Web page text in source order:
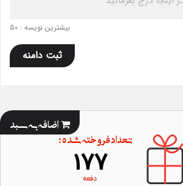
بیشترین نویسه : 50
ثبت دامنه
اضافه به سبد
تعداد فروخته شده :
177
دفعه